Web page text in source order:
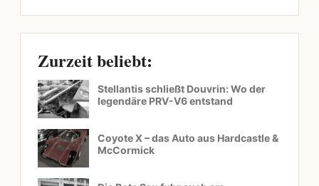
Zurzeit beliebt:
Stellantis schließt Douvrin: Wo der
legendäre PRV-V6 entstand
Coyote X – das Auto aus Hardcastle &
McCormick